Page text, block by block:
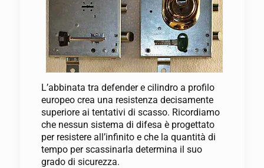
L’abbinata tra defender e cilindro a profilo
europeo crea una resistenza decisamente
superiore ai tentativi di scasso. Ricordiamo
che nessun sistema di difesa è progettato
per resistere all’infinito e che la quantità di
tempo per scassinarla determina il suo
grado di sicurezza.